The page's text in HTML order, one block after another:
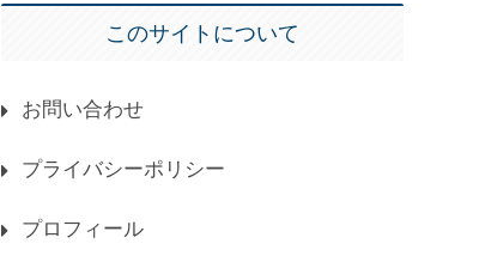
このサイトについて
お問い合わせ
プライバシーポリシー
プロフィール